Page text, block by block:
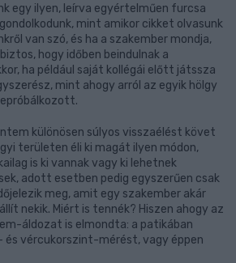
egy ilyen, leírva egyértelműen furcsa
mint amikor cikket olvasunk
van szó, és ha a szakember mondja,
hogy időben beindulnak a
ha például saját kollégái előtt játssza
mint ahogy arról az egyik hölgy
különösen súlyos visszaélést követ
területen éli ki magát ilyen módon,
is ki vannak vagy ki lehetnek
adott esetben pedig egyszerűen csak
meg, amit egy szakember akár
nekik. Miért is tennék? Hiszen ahogy az
áldozat is elmondta: a patikában
és vércukorszint-mérést, vagy éppen